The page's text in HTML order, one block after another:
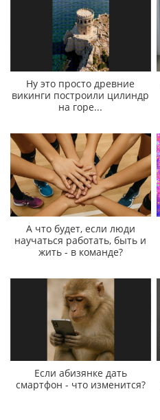
Ну это просто древние
викинги построили цилиндр
на горе...
А что будет, если люди
научаться работать, быть и
жить - в команде?
Если абизянке дать
смартфон - что изменится?